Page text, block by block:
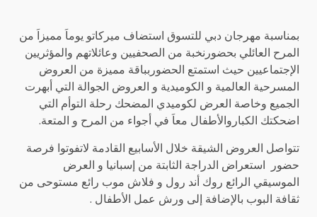
بمناسبة مهرجان دبي للتسوق استضاف ميركاتو يوماَ مميزاَ من
المرح العائلي بحضورنخبة من الصحفيين وعائلاتهم والمؤثريين
الإجتماعيين حيث استمتع الحضوربباقة مميزة من العروض
المسرحية العالمية و الكوميدية و العروض الجوالة التي أبهرت
الجميع وخاصة العرض لكوميدي المضحك رحلة التوأم التي
اضحكتك الكباروالأطفال معاَ في أجواء من المرح و المتعة.
تتواصل العروض الشيقة خلال الأسابيع القادمة لاتفوتوا فرصة
حضور استعراض الدراجة الثابتة من إسبانيا و العرض
الموسيقي الرائع روك أند رول و فلاش موب رائع مستوحى من
ثقافة البوب بالإضافة إلى ورش عمل الأطفال .